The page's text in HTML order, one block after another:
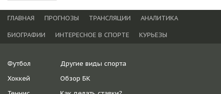
ГЛАВНАЯ ПРОГНОЗЫ ТРАНСЛЯЦИИ
АНАЛИТИКА
БИОГРАФИИ
ИНТЕРЕСНОЕ В СПОРТЕ КУРЬЕЗЫ
Футбол
Хоккей
Другие виды спорта
Обзор БК